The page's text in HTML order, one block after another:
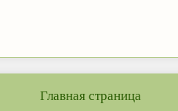
Главная страница